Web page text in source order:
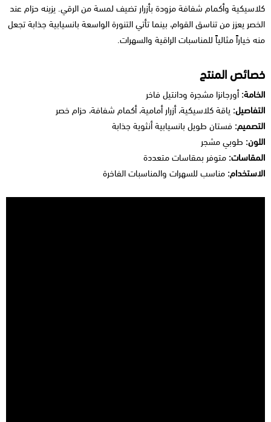
كلاسيكية وأكمام شفافة مزودة بأزرار تضيف لمسة من الرقي. يزينه حزام عند
الخصر يعزز من تناسق القوام، بينما تأتي التنورة الواسعة بانسيابية جذابة تجعل
منه خياراً مثالياً للمناسبات الراقية والسهرات.
خصائص المنتج
الخامة:أورجانزا مشجرة ودانتيل فاخر
التفاصيل: ياقة كلاسيكية، أزرار أمامية، أكمام شفافة، حزام خصر
التصميم: فستان طويل بانسيابية أنثوية جذابة
اللون: طوبي مشجر
المقاسات: متوفر بمقاسات متعددة
الاستخدام: مناسب للسهرات والمناسبات الفاخرة